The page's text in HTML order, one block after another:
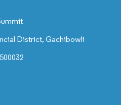
District, Gachibowli